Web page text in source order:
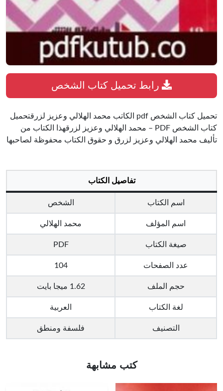
تحميل كتاب الشخص pdf الكاتب محمد الهلالي وعزيز لزرقتحميل
كتاب الشخص PDF – محمد الهلالي وعزيز لزرقهذا الكتاب من
تأليف محمد الهلالي وعزيز لزرق و حقوق الكتاب محفوظة لصاحبها
تفاصيل الكتاب
اسم الكتاب الشخص
اسم المؤلف محمد الهلالي
صيغة الكتاب PDF
عدد الصفحات 104
حجم الملف 1.62 ميجا بايت
لغة الكتاب العربية
التصنيف فلسفة ومنطق
كتب مشابهة